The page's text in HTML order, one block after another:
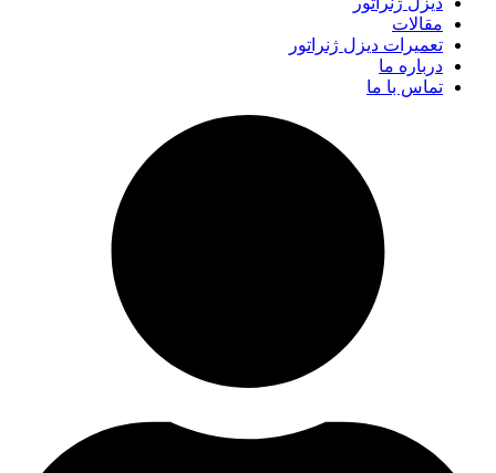
مقالات
تعمیرات دیزل ژنراتور
درباره ما
تماس با ما